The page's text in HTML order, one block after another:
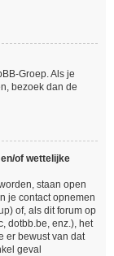
Groep. Als je
bezoek dan de
of wettelijke
staan open
je contact opnemen
) of, als dit forum op
dotbb.be, enz.), het
er bewust van dat
geval